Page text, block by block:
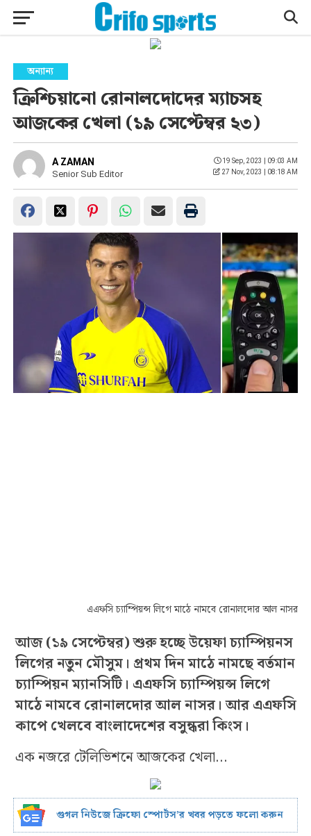
অন্যান্য
ক্রিশ্চিয়ানো রোনালদোদের ম্যাচসহ
আজকের খেলা (১৯ সেপ্টেম্বর ২৩)
A ZAMAN
Senior Sub Editor
19 Sep, 2023 | 09:03 AM
27 Nov, 2023 | 08:18 AM
এএফসি চ্যাম্পিয়ন্স লিগে মাঠে নামবে রোনালদোর আল নাসর
আজ (১৯ সেপ্টেম্বর) শুরু হচ্ছে উয়েফা চ্যাম্পিয়নস
লিগের নতুন মৌসুম। প্রথম দিন মাঠে নামছে বর্তমান
চ্যাম্পিয়ন ম্যানসিটি। এএফসি চ্যাম্পিয়ন্স লিগে
মাঠে নামবে রোনালদোর আল নাসর। আর এএফসি
কাপে খেলবে বাংলাদেশের বসুন্ধরা কিংস।
এক নজরে টেলিভিশনে আজকের খেলা…
গুগল নিউজে ক্রিফো স্পোর্টস’র খবর পড়তে ফলো করুন